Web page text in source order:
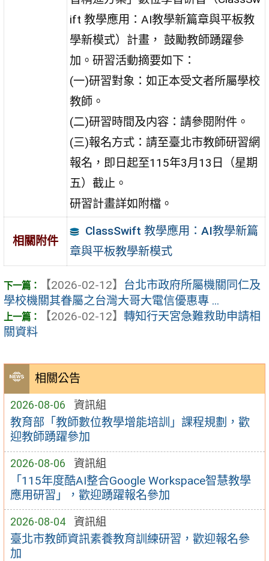
相關公告
2026-08-06 資訊組
教育部「教師數位教學增能培訓」課程規劃，歡
迎教師踴躍參加
2026-08-06 資訊組
「115年度酷AI整合Google Workspace智慧教學
應用研習」，歡迎踴躍報名參加
2026-08-04 資訊組
臺北市教師資訊素養教育訓練研習，歡迎報名參
加
ift 教學應用：AI教學新篇章與平板教
學新模式）計畫， 鼓勵教師踴躍參
加。研習活動摘要如下：
(一)研習對象：如正本受文者所屬學校
教師。
(二)研習時間及内容：請參閱附件。
(三)報名方式：請至臺北市教師研習網
報名，即日起至115年3月13日（星期
五）截止。
研習計畫詳如附檔。
相關附件
ClassSwift 教學應用：AI教學新篇
章與平板教學新模式
【2026-02-12】 台北市政府所屬機關同仁及
學校機關其眷屬之台灣大哥大電信優惠專 ...
【2026-02-12】 轉知行天宮急難救助申請相
關資料